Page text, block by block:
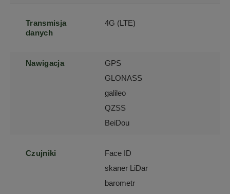
Transmisja
danych
4G (LTE)
Nawigacja
GPS
GLONASS
galileo
QZSS
BeiDou
Czujniki
Face ID
skaner LiDar
barometr